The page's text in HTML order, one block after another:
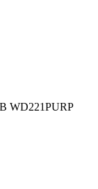
WD221PURP